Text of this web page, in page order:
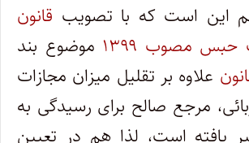
قانون
مصوب ۱۳۹۹
موضوع بند
علاوه بر تقلیل میزان مجازات
مرجع صالح برای رسیدگی به
یافته است، لذا هم در تعیین